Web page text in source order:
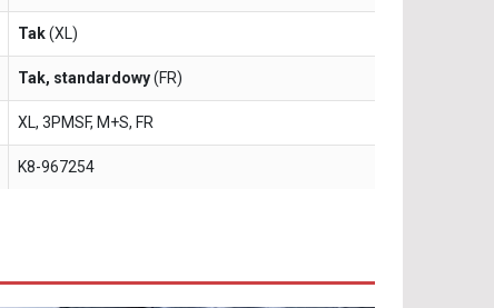
Tak(XL)
Tak, standardowy(FR)
XL, 3PMSF, M+S, FR
K8-967254